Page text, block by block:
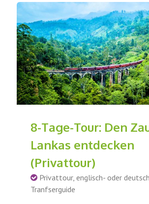
8-Tage-Tour: Den
Lankas entdecken
(Privattour)
Privattour, englisch- oder
Tranfserguide